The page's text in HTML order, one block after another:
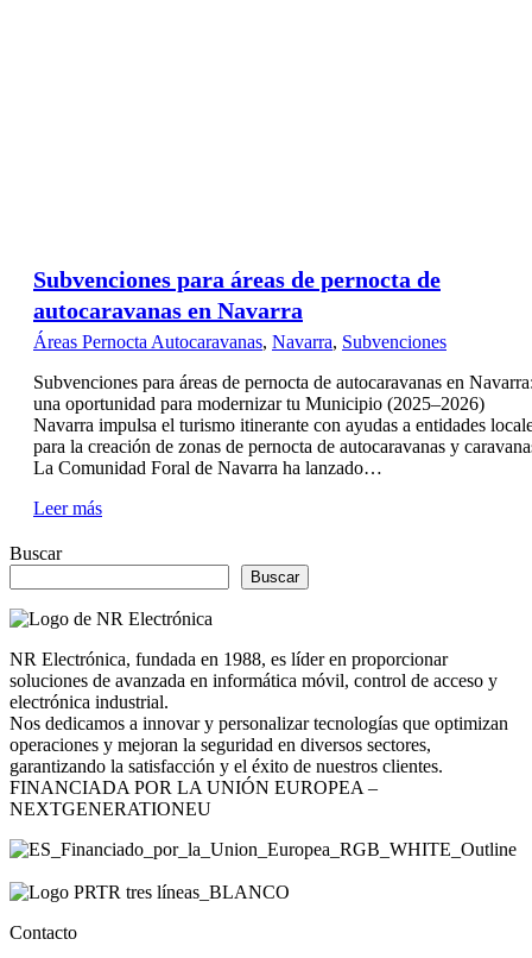
Subvenciones para áreas de pernocta de
autocaravanas en Navarra
Áreas Pernocta Autocaravanas, Navarra, Subvenciones
Subvenciones para áreas de pernocta de autocaravanas en
una oportunidad para modernizar tu Municipio (2025–2026)
Navarra impulsa el turismo itinerante con ayudas a entidades
para la creación de zonas de pernocta de autocaravanas y
La Comunidad Foral de Navarra ha lanzado…
Leer más
Buscar
Buscar
NR Electrónica, fundada en 1988, es líder en proporcionar
soluciones de avanzada en informática móvil, control de acceso y
electrónica industrial.
Nos dedicamos a innovar y personalizar tecnologías que optimizan
operaciones y mejoran la seguridad en diversos sectores,
garantizando la satisfacción y el éxito de nuestros clientes.
FINANCIADA POR LA UNIÓN EUROPEA –
NEXTGENERATIONEU
Contacto